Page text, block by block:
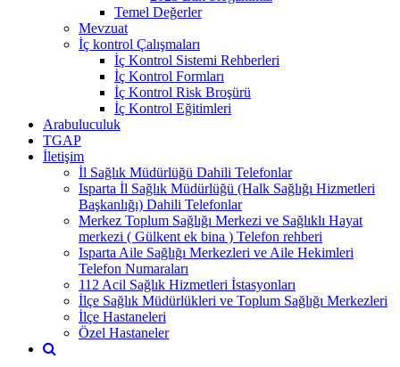
Temel Değerler
Mevzuat
İç kontrol Çalışmaları
İç Kontrol Sistemi Rehberleri
İç Kontrol Formları
İç Kontrol Risk Broşürü
İç Kontrol Eğitimleri
Arabuluculuk
TGAP
İletişim
İl Sağlık Müdürlüğü Dahili Telefonlar
Isparta İl Sağlık Müdürlüğü (Halk Sağlığı Hizmetleri
Başkanlığı) Dahili Telefonlar
Merkez Toplum Sağlığı Merkezi ve Sağlıklı Hayat
merkezi ( Gülkent ek bina ) Telefon rehberi
Isparta Aile Sağlığı Merkezleri ve Aile Hekimleri
Telefon Numaraları
112 Acil Sağlık Hizmetleri İstasyonları
İlçe Sağlık Müdürlükleri ve Toplum Sağlığı Merkezleri
İlçe Hastaneleri
Özel Hastaneler